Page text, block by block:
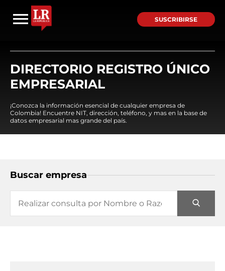
SUSCRIBIRSE
DIRECTORIO REGISTRO ÚNICO
EMPRESARIAL
¡Conozca la información esencial de cualquier empresa de
Colombia! Encuentre NIT, dirección, teléfono, y mas en la base de
datos empresarial mas grande del país.
Buscar empresa